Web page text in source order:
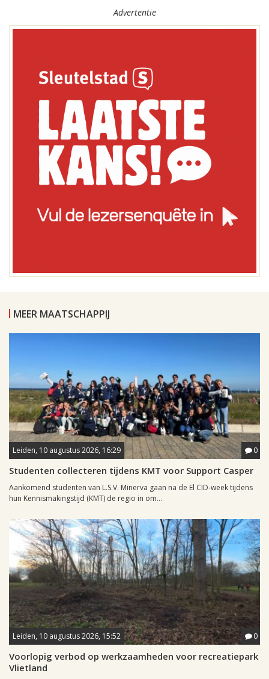
Advertentie
MEER MAATSCHAPPIJ
Leiden, 10 augustus 2026, 16:29 0
Studenten collecteren tijdens KMT voor Support Casper
Aankomend studenten van L.S.V. Minerva gaan na de El CID-week tijdens
hun Kennismakingstijd (KMT) de regio in om...
Leiden, 10 augustus 2026, 15:52 0
Voorlopig verbod op werkzaamheden voor recreatiepark
Vlietland